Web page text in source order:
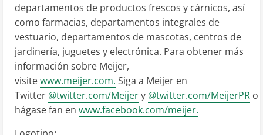
departamentos de productos frescos y cárnicos, así
como farmacias, departamentos integrales de
vestuario, departamentos de mascotas, centros de
jardinería, juguetes y electrónica. Para obtener más
información sobre Meijer,
visitewww.meijer.com. Siga a Meijer en
Twitter @twitter.com/Meijery @twitter.com/MeijerPR o
hágase fan en www.facebook.com/meijer.